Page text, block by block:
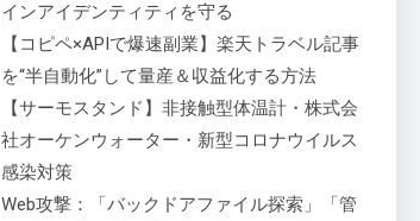
インアイデンティティを守る
【コピペ×APIで爆速副業】楽天トラベル記事
を“半自動化”して量産＆収益化する方法
【サーモスタンド】非接触型体温計・株式会
社オーケンウォーター・新型コロナウイルス
感染対策
Web攻撃：「バックドアファイル探索」「管